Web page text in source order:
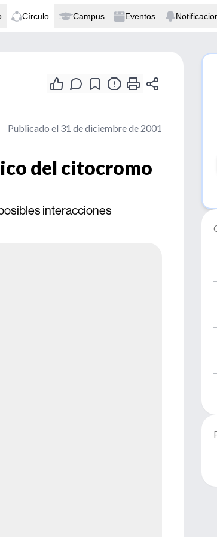
Círculo Campus Eventos
Publicado el 31 de diciembre de 2001
del citocromo
interacciones